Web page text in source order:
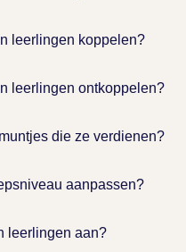
leerlingen koppelen?
leerlingen ontkoppelen?
die ze verdienen?
aanpassen?
leerlingen aan?